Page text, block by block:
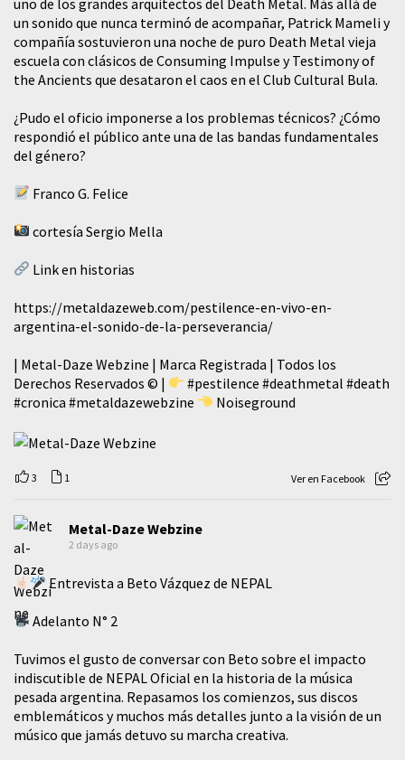
un sonido que nunca terminó de acompañar, Patrick Mameli y
compañía sostuvieron una noche de puro Death Metal vieja
escuela con clásicos de Consuming Impulse y Testimony of
the Ancients que desataron el caos en el Club Cultural Bula.
¿Pudo el oficio imponerse a los problemas técnicos? ¿Cómo
respondió el público ante una de las bandas fundamentales
del género?
Franco G. Felice
cortesía Sergio Mella
Link en historias
https://metaldazeweb.com/pestilence-en-vivo-en-
argentina-el-sonido-de-la-perseverancia/
| Metal-Daze Webzine | Marca Registrada | Todos los
Derechos Reservados © |
#pestilence #deathmetal #death
#cronica #metaldazewebzine Noiseground
3 1 Ver en Facebook
Metal-Daze Webzine
2 days ago
Entrevista a Beto Vázquez de NEPAL
Adelanto N° 2
Tuvimos el gusto de conversar con Beto sobre el impacto
indiscutible de NEPAL Oficial en la historia de la música
pesada argentina. Repasamos los comienzos, sus discos
emblemáticos y muchos más detalles junto a la visión de un
músico que jamás detuvo su marcha creativa.